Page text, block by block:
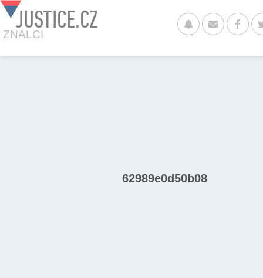
JUSTICE.CZ
ZNALCI
62989e0d50b08